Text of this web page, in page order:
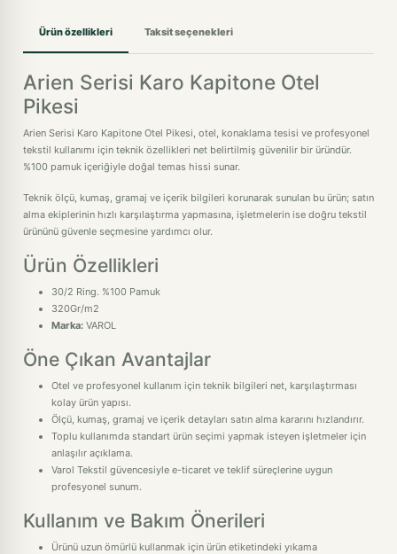
Ürün özellikleri Taksit seçenekleri
Arien Serisi Karo Kapitone Otel
Pikesi
Arien Serisi Karo Kapitone Otel Pikesi, otel, konaklama tesisi ve profesyonel
tekstil kullanımı için teknik özellikleri net belirtilmiş güvenilir bir üründür.
%100 pamuk içeriğiyle doğal temas hissi sunar.
Teknik ölçü, kumaş, gramaj ve içerik bilgileri korunarak sunulan bu ürün; satın
alma ekiplerinin hızlı karşılaştırma yapmasına, işletmelerin ise doğru tekstil
ürününü güvenle seçmesine yardımcı olur.
Ürün Özellikleri
30/2 Ring. %100 Pamuk
320Gr/m2
Marka: VAROL
Öne Çıkan Avantajlar
Otel ve profesyonel kullanım için teknik bilgileri net, karşılaştırması
kolay ürün yapısı.
Ölçü, kumaş, gramaj ve içerik detayları satın alma kararını hızlandırır.
Toplu kullanımda standart ürün seçimi yapmak isteyen işletmeler için
anlaşılır açıklama.
Varol Tekstil güvencesiyle e-ticaret ve teklif süreçlerine uygun
profesyonel sunum.
Kullanım ve Bakım Önerileri
Ürünü uzun ömürlü kullanmak için ürün etiketindeki yıkama